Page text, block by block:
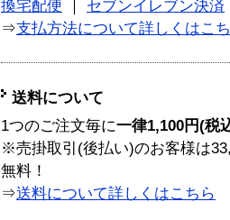
換宅配便
セブンイレブン決済
⇒支払方法について詳しくはこ
送料について
1つのご注文毎に一律1,100円(税
※売掛取引(後払い)のお客様は
無料！
⇒送料について詳しくはこちら